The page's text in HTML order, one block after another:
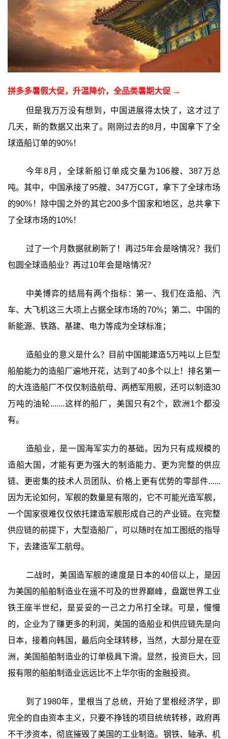
拼多多暑假大促，升温降价，全品类暑期大促 →
但是我万万没有想到，中国进展得太快了，这才过了
几天，新的数据又出来了。刚刚过去的8月，中国拿下了全
球造船订单的90%！
今年8月，全球新船订单成交量为106艘、387万总
吨。其中，中国承接了95艘、347万CGT，拿下了全球市场
的90%！除中国之外的其它200多个国家和地区，总共拿下
了全球市场的10%！
过了一个月数据就刷新了！再过5年会是啥情况？我们
包圆全球造船业？再过10年会是啥情况？
中美博弈的结局有两个指标：第一、我们在造船、汽
车、大飞机这三大项上占据全球市场的70%；第二、中国的
新能源、铁路、基建、电力等成为全球标准；
造船业的意义是什么？目前中国能建造5万吨以上巨型
船舶能力的造船厂遍地开花，达到了40多个以上！排名第一
的大连造船厂不仅仅制造航母、两栖军用舰，还可以制造30
万吨的油轮.......这样的船厂，美国只有2个，欧洲1个都没
有。
造船业，是一国海军实力的基础。因为只有成规模的
造船大国，才能有更为强大的制造能力、更为完整的供应
链、更密集的技术人员团队、价格上更有优势的零部件......
因为无论如何，军舰的数量是有限的，它不可能光造军舰，
一个国家很难仅仅依托建造军舰形成自己的产业链。在完整
供应链的前提下，大型造船厂，可以随时在加工图纸的指导
下，去建造军工航母。
二战时，美国造军舰的速度是日本的40倍以上，是因
为美国的船舶制造业在遥不可及的世界巅峰，盘踞世界工业
铁王座半世纪，是妥妥的一己之力吊打全球。可是，慢慢
的，企业为了赚更多的利润，美国的造船业和供应链先是向
日本，接着向韩国，最后向全球转移，当然，大部分是在亚
洲，美国船舶制造业的订单极具下滑。显然，投资巨大，回
报有限的船舶制造业远远比不上华尔街的金融投资。
到了1980年，里根当了总统，开始了里根经济学，即
完全的自由资本主义，只要不挣钱的项目统统转移，政府再
不干涉资本，彻底摧毁了美国的工业制造。钢铁、轴承、机